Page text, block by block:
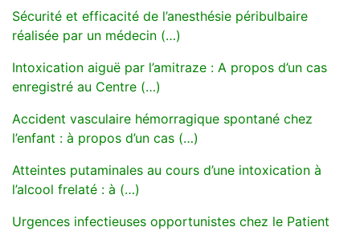
Sécurité et efficacité de l’anesthésie péribulbaire
réalisée par un médecin (…)
Intoxication aiguë par l’amitraze : A propos d’un cas
enregistré au Centre (…)
Accident vasculaire hémorragique spontané chez
l’enfant : à propos d’un cas (…)
Atteintes putaminales au cours d’une intoxication à
l’alcool frelaté : à (…)
Urgences infectieuses opportunistes chez le Patient